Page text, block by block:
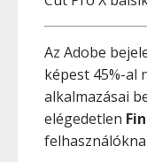
Az Adobe
képest 45%-al
alkalmazásai
elégedetlen